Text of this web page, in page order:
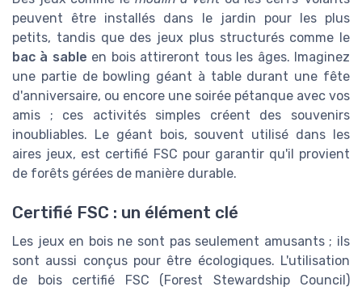
peuvent être installés dans le jardin pour les plus
petits, tandis que des jeux plus structurés comme le
bac à sable en bois attireront tous les âges. Imaginez
une partie de bowling géant à table durant une fête
d'anniversaire, ou encore une soirée pétanque avec vos
amis ; ces activités simples créent des souvenirs
inoubliables. Le géant bois, souvent utilisé dans les
aires jeux, est certifié FSC pour garantir qu'il provient
de forêts gérées de manière durable.
Certifié FSC : un élément clé
Les jeux en bois ne sont pas seulement amusants ; ils
sont aussi conçus pour être écologiques. L'utilisation
de bois certifié FSC (Forest Stewardship Council)